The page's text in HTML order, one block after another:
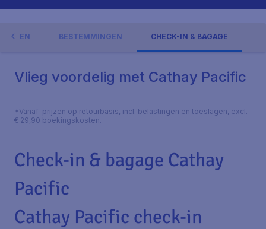
BESTEMMINGEN CHECK-IN & BAGAGE
Vlieg voordelig met Cathay Pacific
*Vanaf-prijzen op retourbasis, incl. belastingen en toeslagen, excl.
€ 29,90 boekingskosten.
Check-in & bagage Cathay
Pacific
Cathay Pacific check-in